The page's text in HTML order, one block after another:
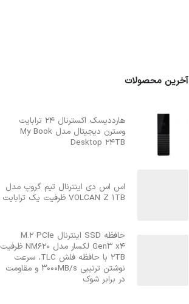
آخرین محصولات
هارددیسک اکسترنال 24 ترابایت
وسترن دیجیتال مدل My Book
Desktop 24TB
اس اس دی اینترنال تیم گروپ مدل
VOLCAN Z 1TB ظرفیت یک ترابایت
حافظه SSD اینترنال M.2 PCIe
Gen3 x4 لکسار مدل NM620 ظرفیت
2TB با حافظه فلش TLC، سرعت
نوشتن ترتیبی 3000MB/s و مقاومت
در برابر شوک